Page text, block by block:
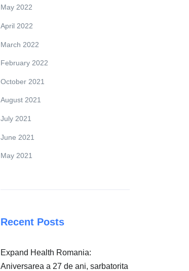
May 2022
April 2022
March 2022
February 2022
October 2021
August 2021
July 2021
June 2021
May 2021
Recent Posts
Expand Health Romania:
Aniversarea a 27 de ani, sarbatorita